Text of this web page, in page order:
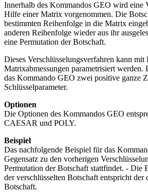
Innerhalb des Kommandos GEO wird eine
Hilfe einer Matrix vorgenommen. Die
bestimmten Reihenfolge in die Matrix
anderen Reihenfolge wieder aus ihr
eine Permutation der Botschaft.
Dieses Verschlüsselungsverfahren kann
Matrixabmessungen parametrisiert werden.
das Kommando GEO zwei positive ganze
Schlüsselparameter.
Optionen
Die Optionen des Kommandos GEO
CAESAR und POLY.
Beispiel
Das nachfolgende Beispiel für das
Gegensatz zu den vorherigen
Permutation der Botschaft stattfindet. - Die
der verschlüsselten Botschaft entspricht der
Botschaft.